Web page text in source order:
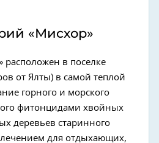
«Мисхор»
расположен в поселке
от Ялты) в самой теплой
горного и морского
фитонцидами хвойных
деревьев старинного
лечением для отдыхающих,